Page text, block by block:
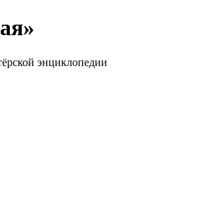
энциклопедии